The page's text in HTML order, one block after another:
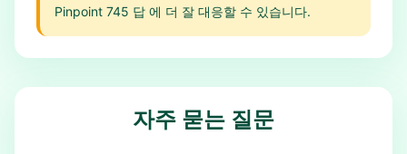
Pinpoint 745 답 에 더 잘 대응할 수 있습니다.
자주 묻는 질문